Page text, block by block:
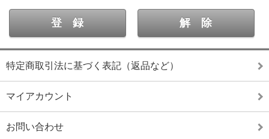
特定商取引法に基づく表記（返品など）
マイアカウント
お問い合わせ